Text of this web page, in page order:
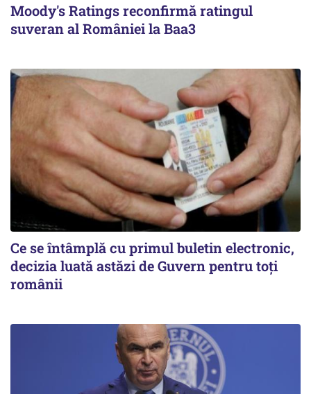
Moody's Ratings reconfirmă ratingul
suveran al României la Baa3
Ce se întâmplă cu primul buletin electronic,
decizia luată astăzi de Guvern pentru toți
românii